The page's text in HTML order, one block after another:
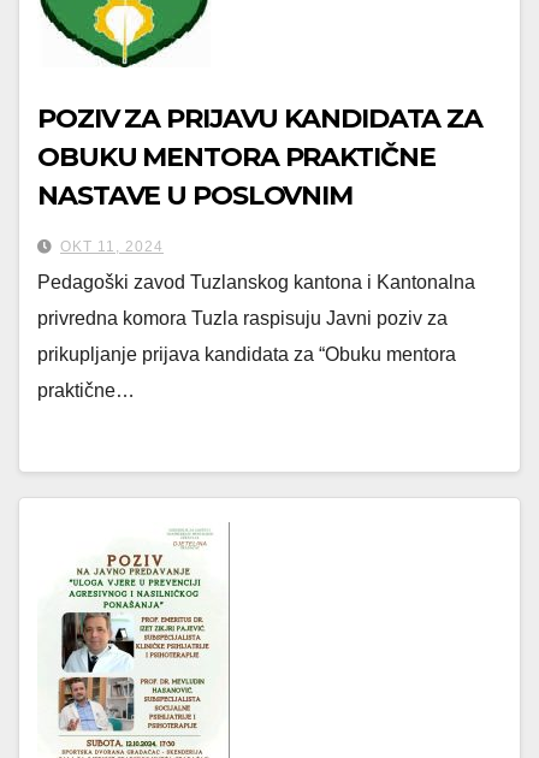
POZIV ZA PRIJAVU KANDIDATA ZA
OBUKU MENTORA PRAKTIČNE
NASTAVE U POSLOVNIM
SUBJEKTIMA
OKT 11, 2024
Pedagoški zavod Tuzlanskog kantona i Kantonalna
privredna komora Tuzla raspisuju Javni poziv za
prikupljanje prijava kandidata za “Obuku mentora
praktične…